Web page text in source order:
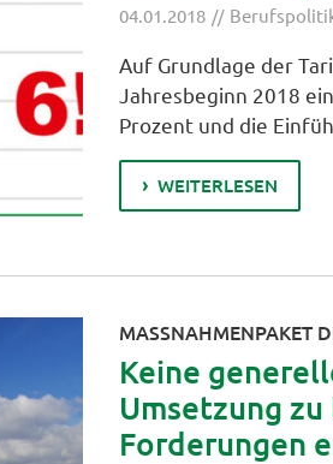
04.01.2018
Auf Grundlage der
Jahresbeginn 2018
Prozent und die
WEITERLESEN
MASSNAHMENPAKET
Keine
Umsetzung
Forderungen